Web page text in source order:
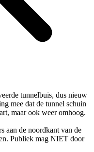
tunnelbuis, dus nieuw
mee dat de tunnel schuin
maar ook weer omhoog.
aan de noordkant van de
Publiek mag NIET door